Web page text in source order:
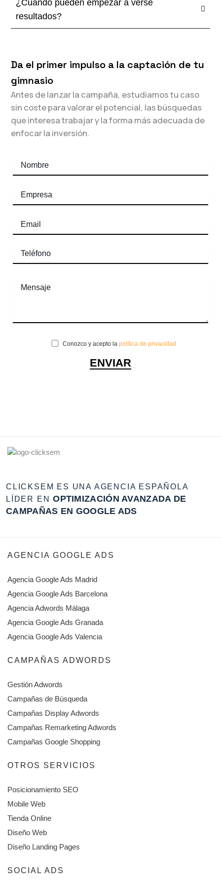
¿Cuándo pueden empezar a verse
resultados?
Da el primer impulso a la captación de tu
gimnasio
Antes de lanzar la campaña, estudiamos tu caso
sin coste para valorar el potencial, las búsquedas
que interesa trabajar y la forma más adecuada de
enfocar la inversión.
Conozco y acepto la política de privacidad
CLICKSEM ES UNA AGENCIA ESPAÑOLA
LÍDER ENOPTIMIZACIÓN AVANZADA DE
CAMPAÑAS EN GOOGLE ADS
AGENCIA GOOGLE ADS
Agencia Google Ads Madrid
Agencia Google Ads Barcelona
Agencia Adwords Málaga
Agencia Google Ads Granada
Agencia Google Ads Valencia
CAMPAÑAS ADWORDS
Gestión Adwords
Campañas de Búsqueda
Campañas Display Adwords
Campañas Remarketing Adwords
Campañas Google Shopping
OTROS SERVICIOS
Posicionamiento SEO
Mobile Web
Tienda Online
Diseño Web
Diseño Landing Pages
SOCIAL ADS